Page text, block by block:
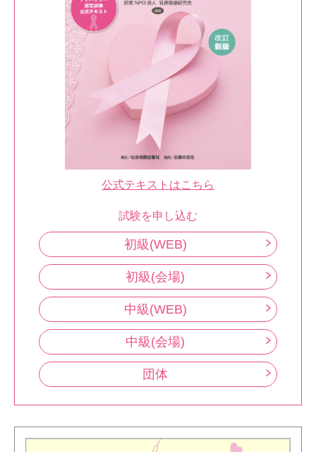
公式テキストはこちら
試験を申し込む
初級(WEB)
初級(会場)
中級(WEB)
中級(会場)
団体